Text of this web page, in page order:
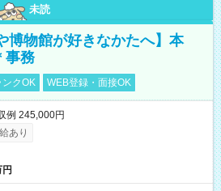
未読
博物館が好きなかたへ】本
事務
ンクOK WEB登録・面接OK
245,000円
あり